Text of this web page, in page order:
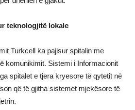
teknologjitë lokale
Turkcell ka pajisur spitalin me
komunikimit. Sistemi i Informacionit
spitalet e tjera kryesore të qytetit në
që të gjitha sistemet mjekësore të